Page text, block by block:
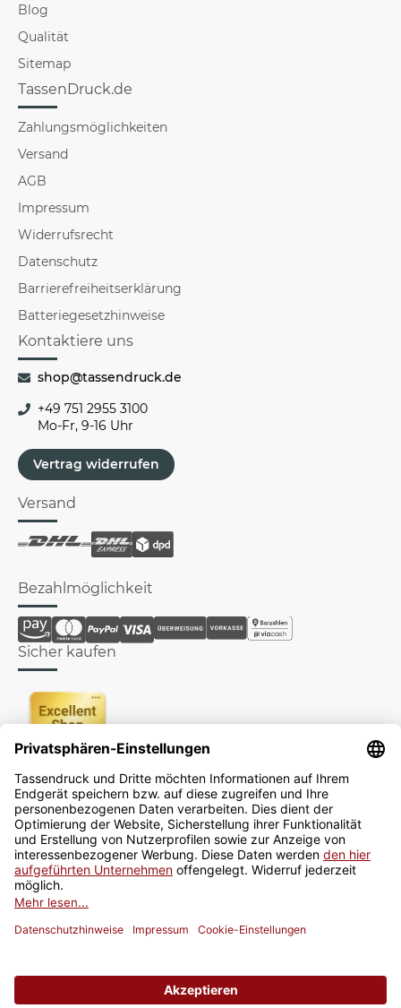
Blog
Qualität
Sitemap
TassenDruck.de
Zahlungsmöglichkeiten
Versand
AGB
Impressum
Widerrufsrecht
Datenschutz
Barrierefreiheitserklärung
Batteriegesetzhinweise
Kontaktiere uns
shop@tassendruck.de
+49 751 2955 3100
Mo-Fr, 9-16 Uhr
Vertrag widerrufen
Versand
Bezahlmöglichkeit
Sicher kaufen
Newsletter